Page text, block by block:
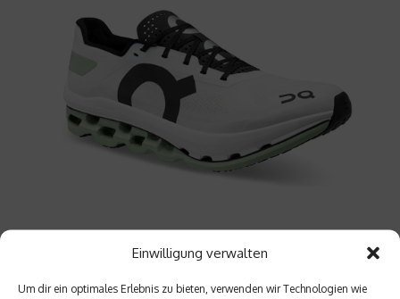
Einwilligung verwalten
Um dir ein optimales Erlebnis zu bieten, verwenden wir Technologien wie
So nehmt Ihr am Gewinnspiel teil:
Am Gewinnspiel nehmen alle Fans unserer